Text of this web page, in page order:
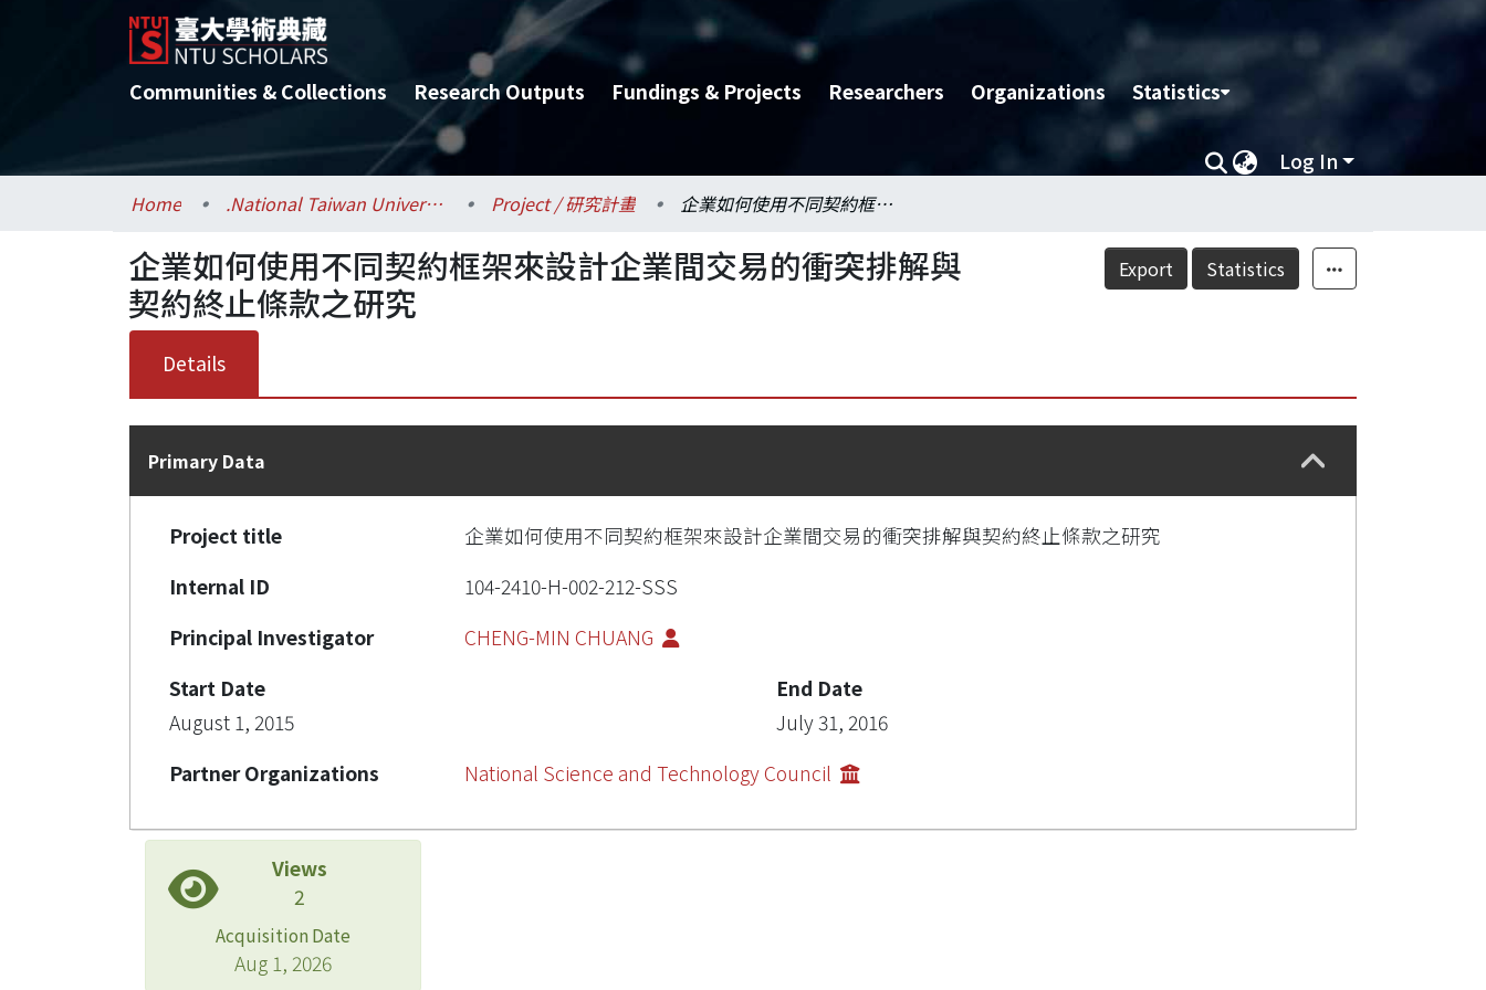
Communities & Collections Research Outputs Fundings & Projects Researchers Organizations Statistics
Log In
Home .National Taiwan University / 國立臺灣大學 Project / 研究計畫 企業如何使用不同契約框架來設計企業間交易的衝突排解與契約終止條款之研究
Export Statistics
企業如何使用不同契約框架來設計企業間交易的衝突排解與
契約終止條款之研究
Details
Primary Data
Project title
企業如何使用不同契約框架來設計企業間交易的衝突排解與契約終止條款之研究
Internal ID
104-2410-H-002-212-SSS
Principal Investigator
CHENG-MIN CHUANG
Start Date
August 1, 2015
End Date
July 31, 2016
Partner Organizations
National Science and Technology Council
Views
2
Acquisition Date
Aug 1, 2026